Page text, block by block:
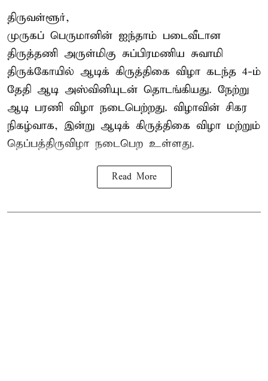
திருவள்ளூர்,
முருகப் பெருமானின் ஐந்தாம் படைவீடான
திருத்தணி அருள்மிகு சுப்பிரமணிய சுவாமி
திருக்கோயில் ஆடிக் கிருத்திகை விழா கடந்த 4-ம்
தேதி ஆடி அஸ்வினியுடன் தொடங்கியது. நேற்று
ஆடி பரணி விழா நடைபெற்றது. விழாவின் சிகர
நிகழ்வாக, இன்று ஆடிக் கிருத்திகை விழா மற்றும்
தெப்பத்திருவிழா நடைபெற உள்ளது.
Read More